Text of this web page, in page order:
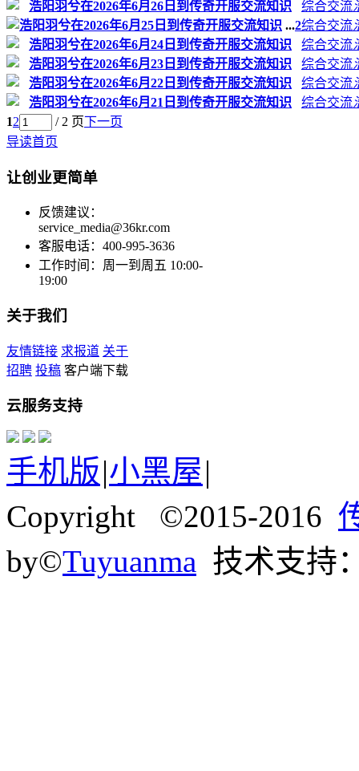
浩阳羽兮在2026年6月26日到传奇开服交流知识
综合交流
浩阳羽兮在2026年6月25日到传奇开服交流知识 ...2综合交流
浩阳羽兮在2026年6月24日到传奇开服交流知识
综合交流
浩阳羽兮在2026年6月23日到传奇开服交流知识
综合交流
浩阳羽兮在2026年6月22日到传奇开服交流知识
综合交流
浩阳羽兮在2026年6月21日到传奇开服交流知识
综合交流
12 / 2 页下一页
导读首页
让创业更简单
反馈建议：
service_media@36kr.com
客服电话：400-995-3636
工作时间：周一到周五 10:00-
19:00
关于我们
友情链接 求报道 关于
招聘 投稿 客户端下载
云服务支持
手机版|小黑屋|
Copyright ©2015-2016
by©Tuyuanma 技术支持